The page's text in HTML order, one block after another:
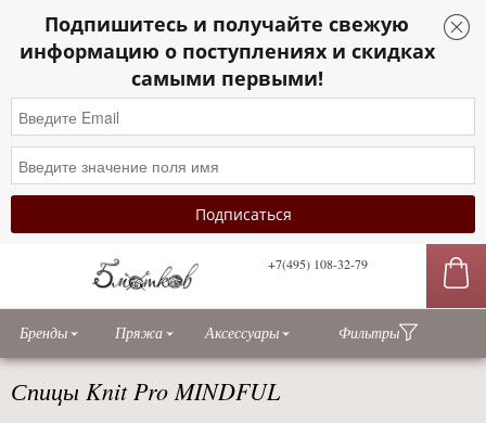
Подпишитесь и получайте свежую
информацию о поступлениях и скидках
самыми первыми!
+7(495) 108-32-79
Бренды Пряжа Аксессуары Фильтры
Спицы Knit Pro MINDFUL